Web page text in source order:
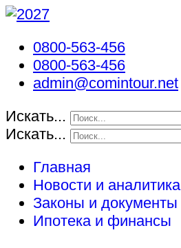
0800-563-456
0800-563-456
admin@comintour.net
Искать...
Искать...
Главная
Новости и аналитика
Законы и документы
Ипотека и финансы